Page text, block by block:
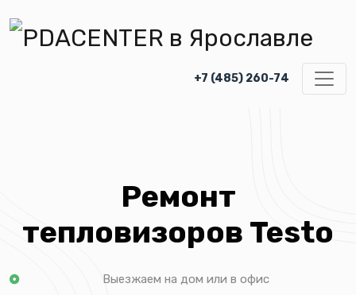
+7 (485) 260-74
Ремонт
тепловизоров Testo
Выезжаем на дом или в офис